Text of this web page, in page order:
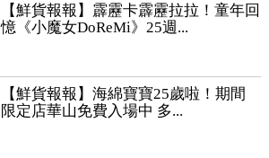
【鮮貨報報】霹靂卡霹靂拉拉！童年回
憶《小魔女DoReMi》25週...
【鮮貨報報】海綿寶寶25歲啦！期間
限定店華山免費入場中 多...